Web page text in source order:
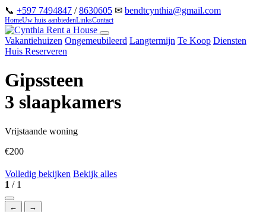
📞 +597 7494847 /8630605 ✉ bendtcynthia@gmail.com
HomeUw huis aanbiedenLinksContact
Vakantiehuizen Ongemeubileerd Langtermijn Te Koop Diensten
Huis Reserveren
Gipssteen
3 slaapkamers
Vrijstaande woning
€200
Volledig bekijken Bekijk alles
1 / 1
← →